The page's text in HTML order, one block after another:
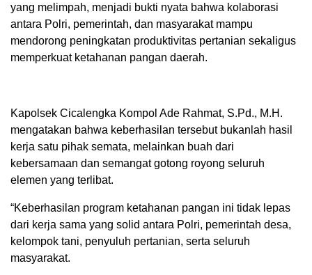
yang melimpah, menjadi bukti nyata bahwa kolaborasi
antara Polri, pemerintah, dan masyarakat mampu
mendorong peningkatan produktivitas pertanian sekaligus
memperkuat ketahanan pangan daerah.
Kapolsek Cicalengka Kompol Ade Rahmat, S.Pd., M.H.
mengatakan bahwa keberhasilan tersebut bukanlah hasil
kerja satu pihak semata, melainkan buah dari
kebersamaan dan semangat gotong royong seluruh
elemen yang terlibat.
“Keberhasilan program ketahanan pangan ini tidak lepas
dari kerja sama yang solid antara Polri, pemerintah desa,
kelompok tani, penyuluh pertanian, serta seluruh
masyarakat.